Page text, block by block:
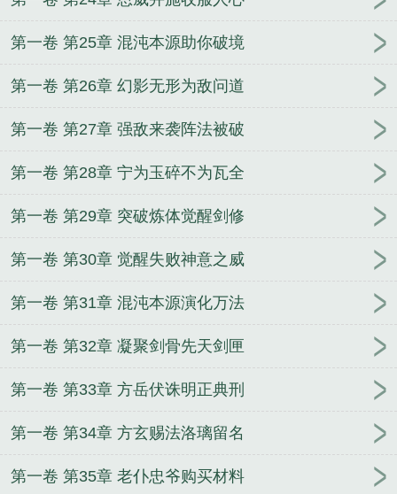
第一卷 第25章 混沌本源助你破境
第一卷 第26章 幻影无形为敌问道
第一卷 第27章 强敌来袭阵法被破
第一卷 第28章 宁为玉碎不为瓦全
第一卷 第29章 突破炼体觉醒剑修
第一卷 第30章 觉醒失败神意之威
第一卷 第31章 混沌本源演化万法
第一卷 第32章 凝聚剑骨先天剑匣
第一卷 第33章 方岳伏诛明正典刑
第一卷 第34章 方玄赐法洛璃留名
第一卷 第35章 老仆忠爷购买材料